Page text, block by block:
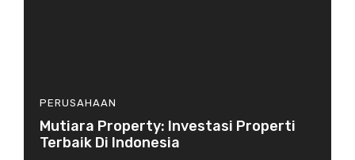
PERUSAHAAN
Mutiara Property: Investasi Properti
Terbaik Di Indonesia